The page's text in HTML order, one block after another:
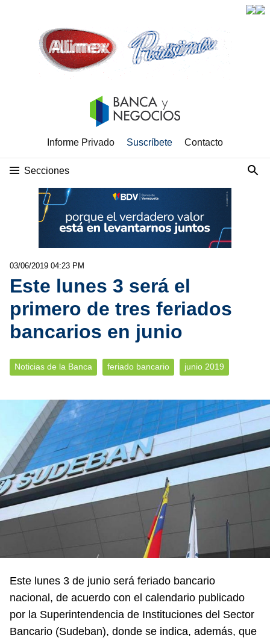
Informe Privado Suscríbete Contacto
Secciones
03/06/2019 04:23 PM
Este lunes 3 será el
primero de tres feriados
bancarios en junio
Noticias de la Banca feriado bancario junio 2019
Este lunes 3 de junio será feriado bancario
nacional, de acuerdo con el calendario publicado
por la Superintendencia de Instituciones del Sector
Bancario (Sudeban), donde se indica, además, que